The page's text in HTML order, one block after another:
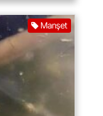
Manşet